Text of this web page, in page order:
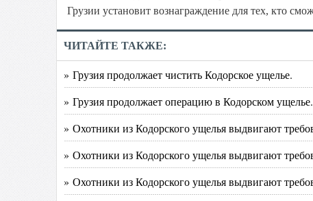
Грузии установит вознаграждение для тех, кто
ЧИТАЙТЕ ТАКЖЕ:
» Грузия продолжает чистить Кодорское ущелье.
» Грузия продолжает операцию в Кодорском ущелье.
» Охотники из Кодорского ущелья выдвигают
» Охотники из Кодорского ущелья выдвигают
» Охотники из Кодорского ущелья выдвигают